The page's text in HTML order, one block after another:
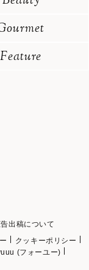
Feature
告出稿について
クッキーポリシー
(フォーユー)